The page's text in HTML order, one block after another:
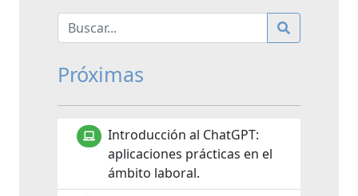
Próximas
Introducción al ChatGPT:
aplicaciones prácticas en el
ámbito laboral.